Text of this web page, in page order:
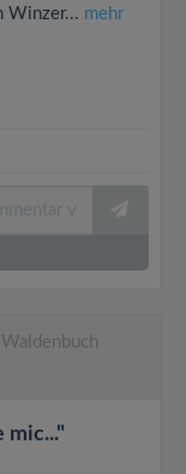
Winzer... mehr
mic..."